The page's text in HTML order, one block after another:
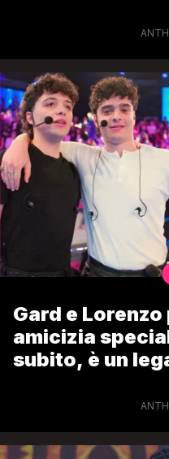
Gard e
amicizia
subito, è un